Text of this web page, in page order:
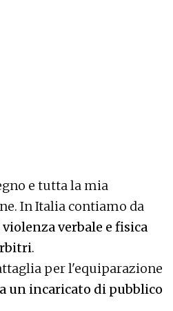
e tutta la mia
In Italia contiamo da
violenza verbale e fisica
.
per l'equiparazione
un incaricato di pubblico